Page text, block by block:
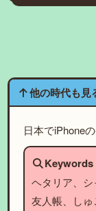
他の時代も見
日本でiPhone
ヘタリア、
友人帳、し